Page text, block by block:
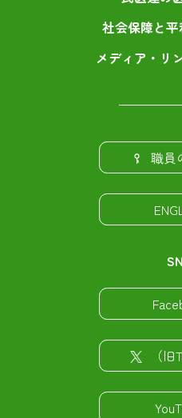
社会保障と
メディア・リ
職員
（